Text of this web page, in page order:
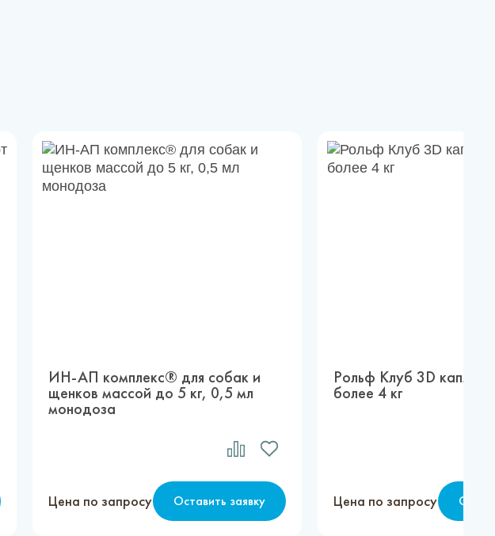
ИН-АП комплекс® для собак и
щенков массой до 5 кг, 0,5 мл
монодоза
Цена по запросу Оставить заявку
Рольф Клуб 3D капли
более 4 кг
Цена по запросу